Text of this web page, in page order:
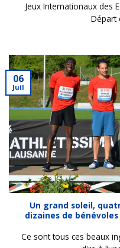
Jeux Internationaux des
Départ
Un grand soleil,
dizaines de
Ce sont tous ces beaux
06
Juil